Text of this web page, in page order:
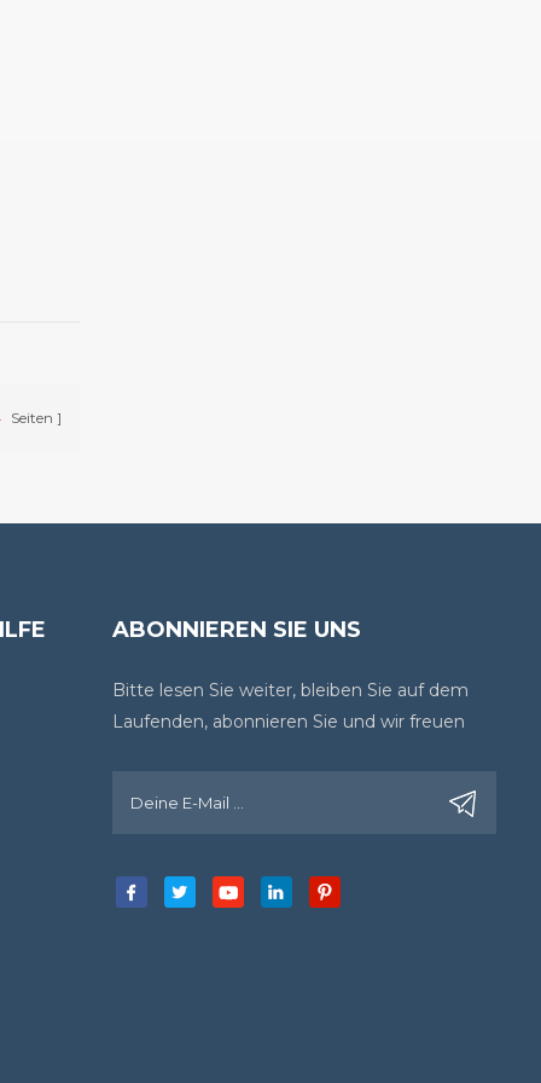
Seiten
ABONNIEREN SIE UNS
Bitte lesen Sie weiter, bleiben Sie auf dem
Laufenden, abonnieren Sie und wir freuen